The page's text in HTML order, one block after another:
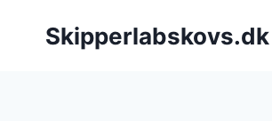
Skipperlabskovs.dk